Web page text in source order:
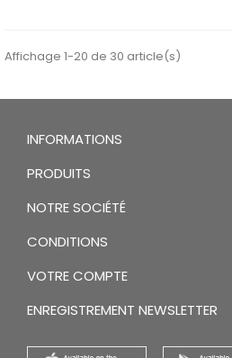
Affichage 1-20 de 30 article(s)
INFORMATIONS
PRODUITS
NOTRE SOCIÉTÉ
CONDITIONS
VOTRE COMPTE
ENREGISTREMENT NEWSLETTER